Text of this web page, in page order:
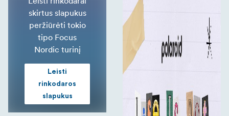
skirtus slapukus
peržiūrėti tokio
tipo Focus
Nordic turinį
Leisti
rinkodaros
slapukus